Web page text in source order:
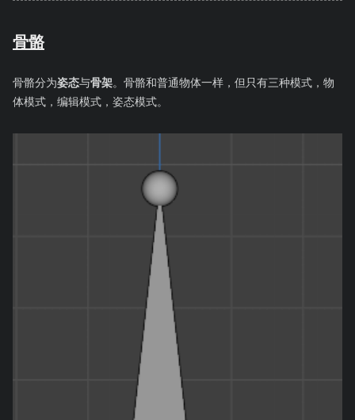
骨骼
骨骼分为姿态与骨架。骨骼和普通物体一样，但只有三种模式，物
体模式，编辑模式，姿态模式。